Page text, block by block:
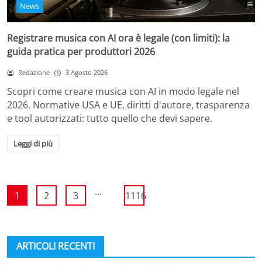
News
Registrare musica con AI ora è legale (con limiti): la
guida pratica per produttori 2026
Redazione 3 Agosto 2026
Scopri come creare musica con AI in modo legale nel
2026. Normative USA e UE, diritti d'autore, trasparenza
e tool autorizzati: tutto quello che devi sapere.
Leggi di più
1 2 3 ... 1116
ARTICOLI RECENTI